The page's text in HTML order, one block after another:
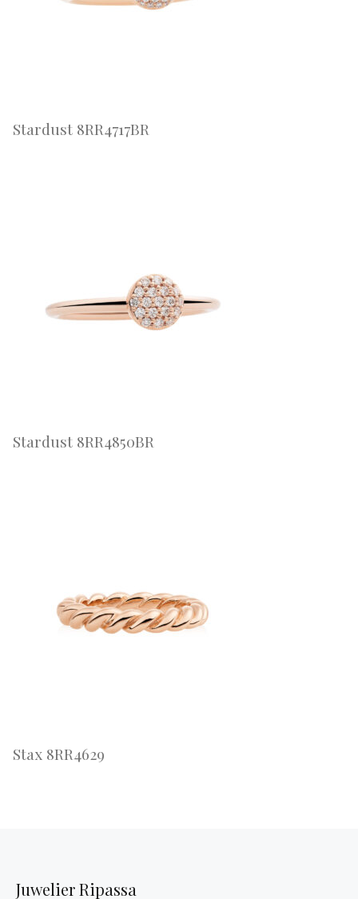
Stardust 8RR4717BR
Stardust 8RR4850BR
Stax 8RR4629
Juwelier Ripassa